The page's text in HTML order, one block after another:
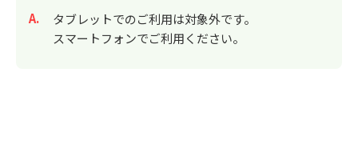
回答
タブレットでのご利用は対象外です。
スマートフォンでご利用ください。